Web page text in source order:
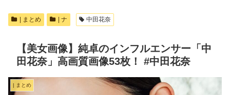
| まとめ | ナ 中田花奈
【美女画像】純卓のインフルエンサー「中
田花奈」高画質画像53枚！ #中田花奈
| まとめ